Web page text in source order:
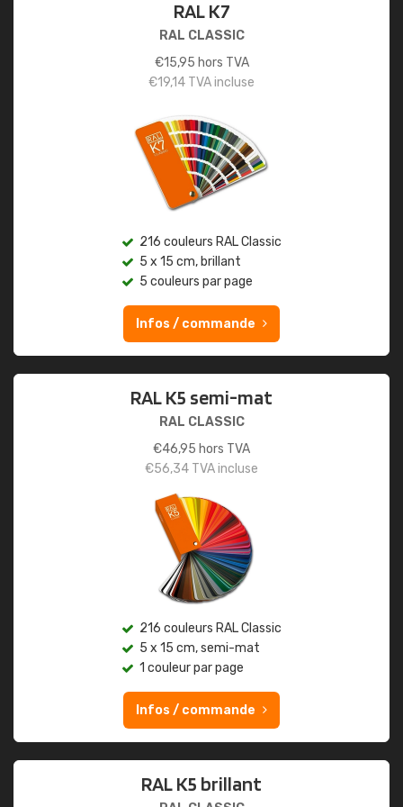
RAL K7
RAL CLASSIC
€15,95 hors TVA
€19,14 TVA incluse
216 couleurs RAL Classic
5 x 15 cm, brillant
5 couleurs par page
Infos / commande
RAL K5 semi-mat
RAL CLASSIC
€46,95 hors TVA
€56,34 TVA incluse
216 couleurs RAL Classic
5 x 15 cm, semi-mat
1 couleur par page
Infos / commande
RAL K5 brillant